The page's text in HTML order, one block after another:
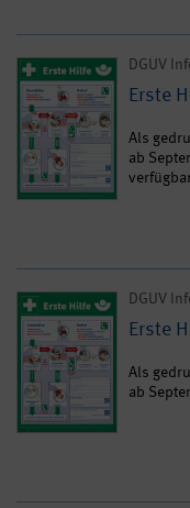
DGUV
Erste
Als
ab
DGUV
Erste
Als
ab